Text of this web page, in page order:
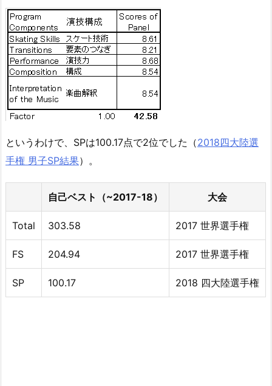
というわけで、SPは100.17点で2位でした（2018四大陸選
手権 男子SP結果）。
自己ベスト（~2017-18） 大会
Total 303.58 2017 世界選手権
FS 204.94 2017 世界選手権
SP 100.17 2018 四大陸選手権